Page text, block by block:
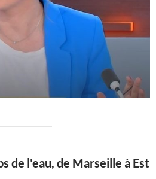
de l'eau, de Marseille à Est